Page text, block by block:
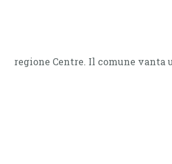
regione Centre. Il comune vanta